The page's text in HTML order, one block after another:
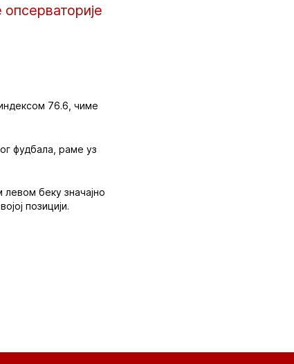
76.6, чиме
фудбала, раме уз
беку значајно
позицији.